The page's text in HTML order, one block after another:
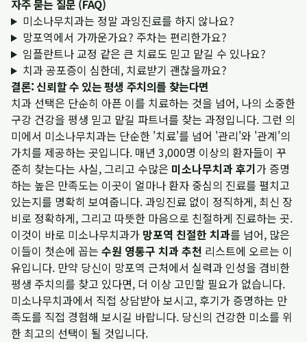
자주 묻는 질문 (FAQ)
미소나무치과는 정말 과잉진료를 하지 않나요?
망포역에서 가까운가요? 주차는 편리한가요?
임플란트나 교정 같은 큰 치료도 믿고 맡길 수 있나요?
치과 공포증이 심한데, 치료받기 괜찮을까요?
결론: 신뢰할 수 있는 평생 주치의를 찾는다면
치과 선택은 단순히 아픈 이를 치료하는 것을 넘어, 나의 소중한
구강 건강을 평생 믿고 맡길 파트너를 찾는 과정입니다. 그런 의
미에서 미소나무치과는 단순한 '치료'를 넘어 '관리'와 '관계'의
가치를 제공하는 곳입니다. 매년 3,000명 이상의 환자들이 꾸
준히 찾는다는 사실, 그리고 수많은 미소나무치과 후기가 증명
하는 높은 만족도는 이곳이 얼마나 환자 중심의 진료를 펼치고
있는지를 명확히 보여줍니다. 과잉진료 없이 정직하게, 최신 장
비로 정확하게, 그리고 따뜻한 마음으로 친절하게 진료하는 곳.
이것이 바로 미소나무치과가 망포역 친절한 치과를 넘어, 많은
이들이 첫손에 꼽는 수원 영통구 치과 추천 리스트에 오르는 이
유입니다. 만약 당신이 망포역 근처에서 실력과 인성을 겸비한
평생 주치의를 찾고 있다면, 더 이상 고민할 필요가 없습니다.
미소나무치과에서 직접 상담받아 보시고, 후기가 증명하는 만
족도를 직접 경험해 보시길 바랍니다. 당신의 건강한 미소를 위
한 최고의 선택이 될 것입니다.